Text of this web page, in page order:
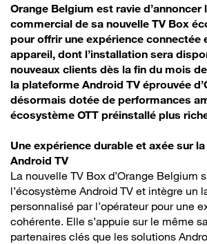
Orange Belgium est ravie d’annoncer
commercial de sa nouvelle TV Box
pour offrir une expérience connectée
appareil, dont l’installation sera
nouveaux clients dès la fin du mois
la plateforme Android TV éprouvée
désormais dotée de performances
écosystème OTT préinstallé plus
Une expérience durable et axée sur
Android TV
La nouvelle TV Box d’Orange Belgium
l’écosystème Android TV et intègre un
personnalisé par l’opérateur pour une
cohérente. Elle s’appuie sur le même
partenaires clés que les solutions